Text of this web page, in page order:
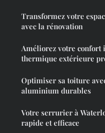
Transformez votre
avec la rénovation
Améliorez votre
thermique extérieure
Optimiser sa toiture
aluminium durables
Votre serrurier à
rapide et efficace